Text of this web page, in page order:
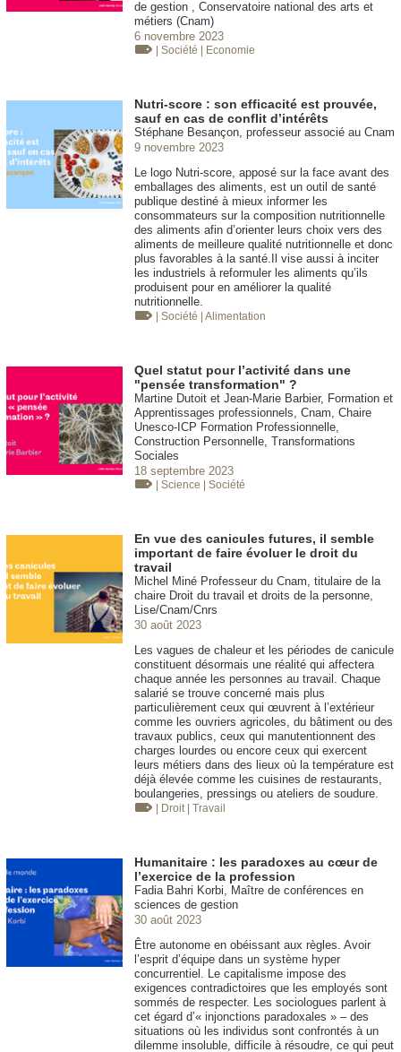
de gestion , Conservatoire national des arts et
métiers (Cnam)
6 novembre 2023
| Société | Economie
Nutri-score : son efficacité est prouvée,
sauf en cas de conflit d’intérêts
Stéphane Besançon, professeur associé au Cnam
9 novembre 2023
Le logo Nutri-score, apposé sur la face avant des
emballages des aliments, est un outil de santé
publique destiné à mieux informer les
consommateurs sur la composition nutritionnelle
des aliments afin d’orienter leurs choix vers des
aliments de meilleure qualité nutritionnelle et donc
plus favorables à la santé.Il vise aussi à inciter
les industriels à reformuler les aliments qu’ils
produisent pour en améliorer la qualité
nutritionnelle.
| Société | Alimentation
Quel statut pour l’activité dans une
"pensée transformation" ?
Martine Dutoit et Jean-Marie Barbier, Formation et
Apprentissages professionnels, Cnam, Chaire
Unesco-ICP Formation Professionnelle,
Construction Personnelle, Transformations
Sociales
18 septembre 2023
| Science | Société
En vue des canicules futures, il semble
important de faire évoluer le droit du
travail
Michel Miné Professeur du Cnam, titulaire de la
chaire Droit du travail et droits de la personne,
Lise/Cnam/Cnrs
30 août 2023
Les vagues de chaleur et les périodes de canicule
constituent désormais une réalité qui affectera
chaque année les personnes au travail. Chaque
salarié se trouve concerné mais plus
particulièrement ceux qui œuvrent à l’extérieur
comme les ouvriers agricoles, du bâtiment ou des
travaux publics, ceux qui manutentionnent des
charges lourdes ou encore ceux qui exercent
leurs métiers dans des lieux où la température est
déjà élevée comme les cuisines de restaurants,
boulangeries, pressings ou ateliers de soudure.
| Droit | Travail
Humanitaire : les paradoxes au cœur de
l’exercice de la profession
Fadia Bahri Korbi, Maître de conférences en
sciences de gestion
30 août 2023
Être autonome en obéissant aux règles. Avoir
l’esprit d’équipe dans un système hyper
concurrentiel. Le capitalisme impose des
exigences contradictoires que les employés sont
sommés de respecter. Les sociologues parlent à
cet égard d’« injonctions paradoxales » – des
situations où les individus sont confrontés à un
dilemme insoluble, difficile à résoudre, ce qui peut